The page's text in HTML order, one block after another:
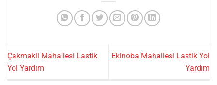
Çakmakli Mahallesi Lastik
Yol Yardım
Ekinoba Mahallesi Lastik Yol
Yardım